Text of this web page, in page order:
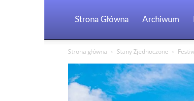
Strona Główna Archiwum
Strona główna Stany Zjednoczone